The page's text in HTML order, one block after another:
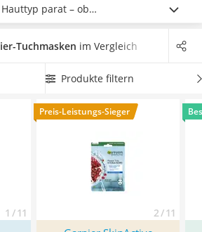
parat – ob
vitalisierend oder reinigend.
zufolge versorgt Hyaluronsäure
Sie jetzt eine Garnier-Tuchmaske
zu verwöhnen. Überzeugt hat uns
das ModellGarnier
& Nutri Bomb* mit seinen
Tuchmasken im Vergleich
Produkte filtern
1 / 11
Preis-Leistungs-Sieger
2 / 11